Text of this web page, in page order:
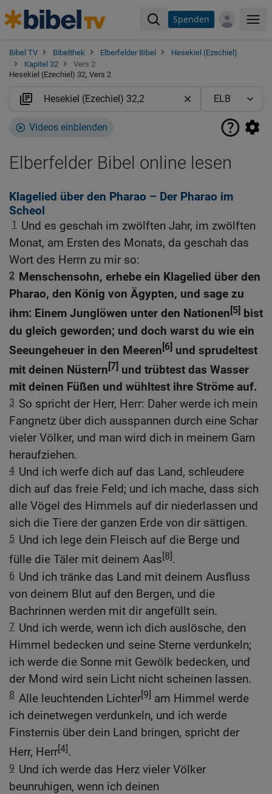
Spenden
Bibel TV Bibelthek Elberfelder Bibel
Hesekiel (Ezechiel)
Kapitel 32
Vers 2
Hesekiel (Ezechiel) 32, Vers 2
Videos einblenden
Elberfelder Bibel online lesen
Klagelied über den Pharao – Der Pharao im
Scheol
1
Und es geschah im zwölften Jahr, im zwölften
Monat, am Ersten des Monats, da geschah das
Wort des Herrn zu mir so:
2 Menschensohn, erhebe ein Klagelied über den
Pharao, den König von Ägypten, und sage zu
ihm: Einem Junglöwen unter den Nationen [5] bist
du gleich geworden; und doch warst du wie ein
Seeungeheuer in den Meeren [6] und sprudeltest
mit deinen Nüstern [7] und trübtest das Wasser
mit deinen Füßen und wühltest ihre Ströme auf.
3 So spricht der Herr, Herr: Daher werde ich mein
Fangnetz über dich ausspannen durch eine Schar
vieler Völker, und man wird dich in meinem Garn
heraufziehen.
4 Und ich werfe dich auf das Land, schleudere
dich auf das freie Feld; und ich mache, dass sich
alle Vögel des Himmels auf dir niederlassen und
sich die Tiere der ganzen Erde von dir sättigen.
5 Und ich lege dein Fleisch auf die Berge und
fülle die Täler mit deinem Aas[8].
6 Und ich tränke das Land mit deinem Ausfluss
von deinem Blut auf den Bergen, und die
Bachrinnen werden mit dir angefüllt sein.
7 Und ich werde, wenn ich dich auslösche, den
Himmel bedecken und seine Sterne verdunkeln;
ich werde die Sonne mit Gewölk bedecken, und
der Mond wird sein Licht nicht scheinen lassen.
8 Alle leuchtenden Lichter[9] am Himmel werde
ich deinetwegen verdunkeln, und ich werde
Finsternis über dein Land bringen, spricht der
Herr, Herr[4].
9 Und ich werde das Herz vieler Völker
beunruhigen, wenn ich deinen